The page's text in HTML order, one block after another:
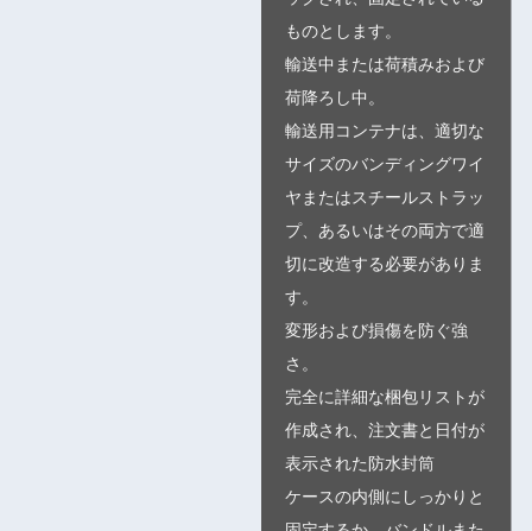
ものとします。
輸送中または荷積みおよび
荷降ろし中。
輸送用コンテナは、適切な
サイズのバンディングワイ
ヤまたはスチールストラッ
プ、あるいはその両方で適
切に改造する必要がありま
す。
変形および損傷を防ぐ強
さ。
完全に詳細な梱包リストが
作成され、注文書と日付が
表示された防水封筒
ケースの内側にしっかりと